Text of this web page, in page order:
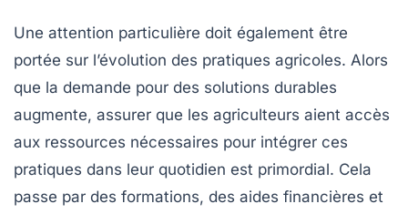
Une attention particulière doit également être
portée sur l’évolution des pratiques agricoles. Alors
que la demande pour des solutions durables
augmente, assurer que les agriculteurs aient accès
aux ressources nécessaires pour intégrer ces
pratiques dans leur quotidien est primordial. Cela
passe par des formations, des aides financières et